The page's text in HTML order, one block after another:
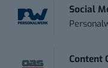
Social
Content